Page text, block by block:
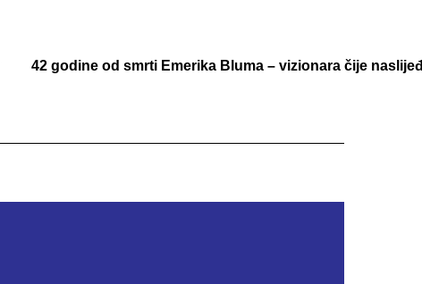
42 godine od smrti Emerika Bluma – vizionara čije